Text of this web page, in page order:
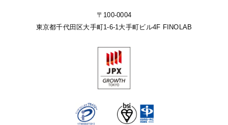
〒100-0004
東京都千代田区大手町1-6-1 大手町ビル4F FINOLAB